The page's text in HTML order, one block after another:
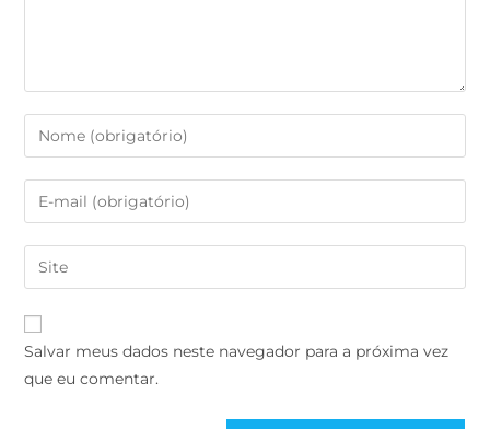
Salvar meus dados neste navegador para a próxima vez
que eu comentar.